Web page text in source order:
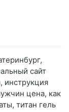
сайт
инструкция
цена, как
титан гель